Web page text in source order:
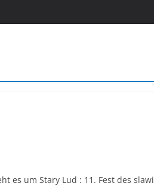
es um Stary Lud : 11. Fest des